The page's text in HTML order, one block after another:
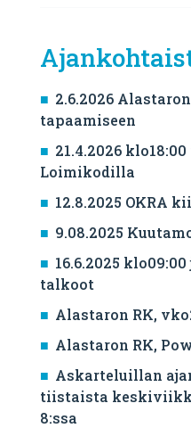
2.6.2026
tapaamiseen
21.4.2026
Loimikodilla
12.8.2025 OKRA
9.08.2025
16.6.2025
talkoot
Alastaron RK,
Alastaron RK,
Askarteluillan
tiistaista
8:ssa